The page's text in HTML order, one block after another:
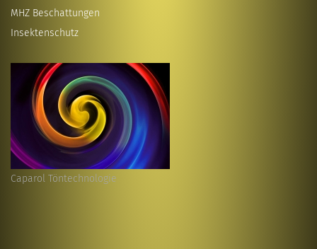
MHZ Beschattungen
Insektenschutz
Caparol Töntechnologie